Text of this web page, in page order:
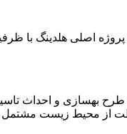
طرح‌ بهسازی و احداث